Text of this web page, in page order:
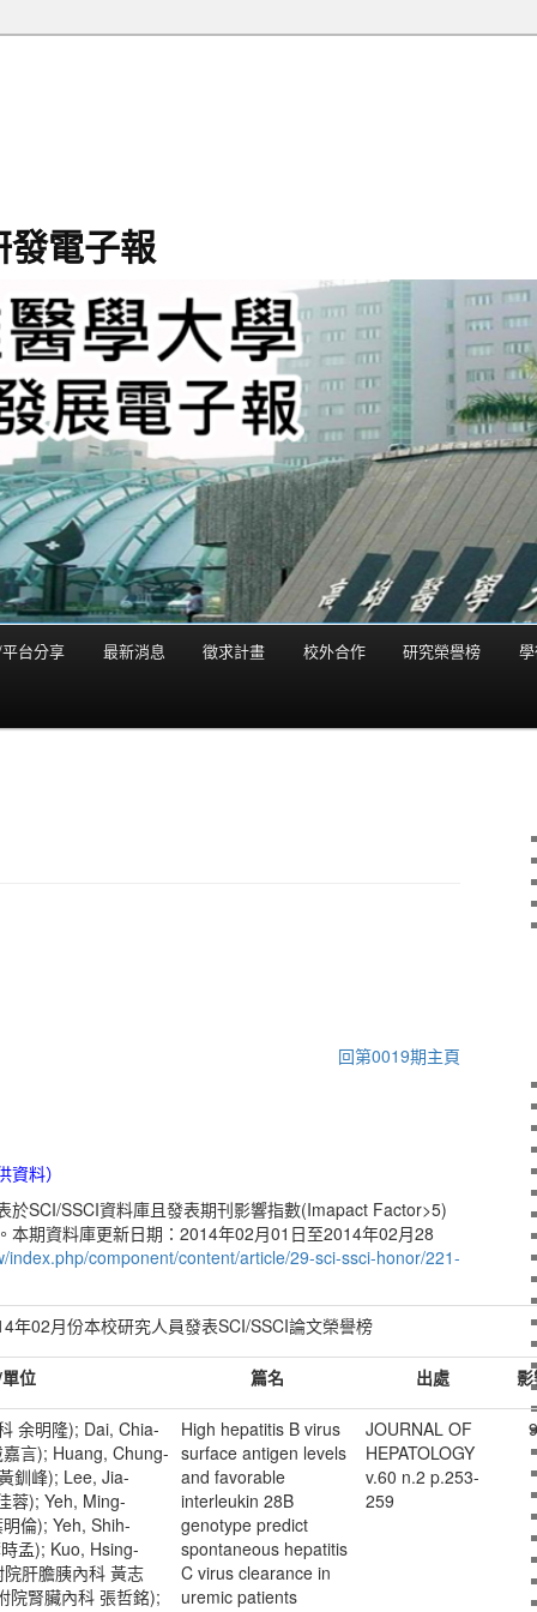
電子報
台分享 最新消息 徵求計畫 校外合作 研究榮譽榜
回第0019期主頁
料）
於SCI/SSCI資料庫且發表期刊影響指數(Imapact Factor>5)
本期資料庫更新日期：2014年02月01日至2014年02月28
index.php/component/content/article/29-sci-ssci-honor/221-
年02月份本校研究人員發表SCI/SSCI論文榮譽榜
單位 篇名 出處
余明隆); Dai, Chia-
言); Huang, Chung-
釧峰); Lee, Jia-
蓉); Yeh, Ming-
倫); Yeh, Shih-
孟); Kuo, Hsing-
肝膽胰內科 黃志
院腎臟內科 張哲銘);
High hepatitis B virus
surface antigen levels
and favorable
interleukin 28B
genotype predict
spontaneous hepatitis
C virus clearance in
uremic patients
JOURNAL OF
HEPATOLOGY
v.60 n.2 p.253-
259